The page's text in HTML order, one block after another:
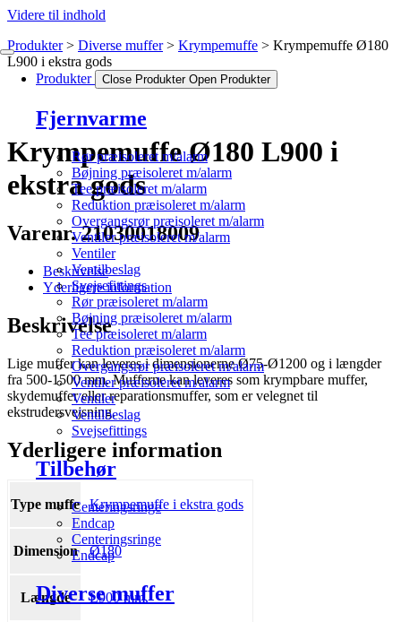
Videre til indhold
Produkter Close Produkter Open Produkter
Fjernvarme
Rør præisoleret m/alarm
Bøjning præisoleret m/alarm
Tee præisoleret m/alarm
Reduktion præisoleret m/alarm
Overgangsrør præisoleret m/alarm
Ventiler præisoleret m/alarm
Ventiler
Ventilbeslag
Svejsefittings
Rør præisoleret m/alarm
Bøjning præisoleret m/alarm
Tee præisoleret m/alarm
Reduktion præisoleret m/alarm
Overgangsrør præisoleret m/alarm
Ventiler præisoleret m/alarm
Ventiler
Ventilbeslag
Svejsefittings
Tilbehør
Centeringsringe
Endcap
Centeringsringe
Endcap
Diverse muffer
Produkter Diverse muffer Krympemuffe
Krympemuffe Ø180
L900 i ekstra gods
Krympemuffe Ø180 L900 i
ekstra gods
Varenr. 21030018009
Beskrivelse
Yderligere information
Beskrivelse
Lige muffer kan leveres i dimensionerne Ø75-Ø1200 og i længder
fra 500-1500 mm. Mufferne kan leveres som krympbare muffer,
skydemuffer eller reparationsmuffer, som er velegnet til
ekstrudersvejsning.
Yderligere information
Type muffe Krympemuffe i ekstra gods
Dimension Ø180
Længde L900 mm.